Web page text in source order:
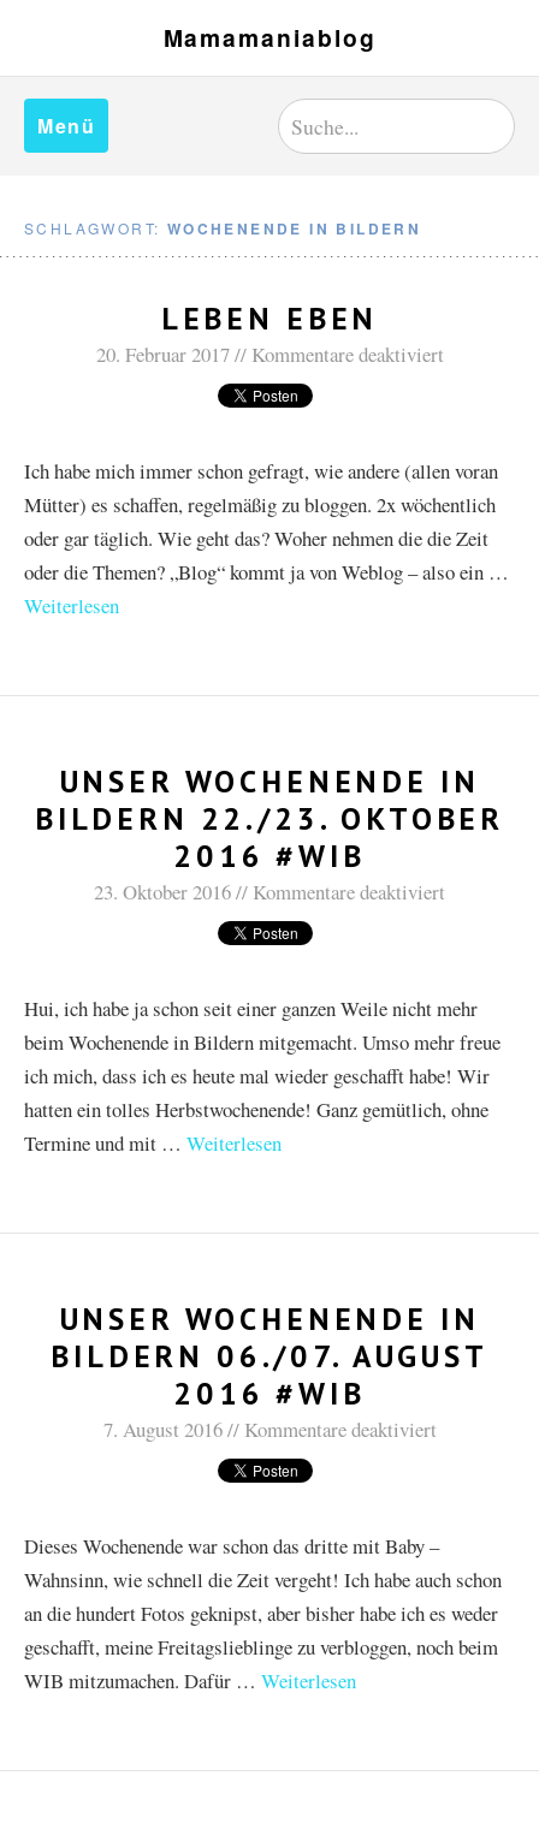
Mamamaniablog
Menü
SCHLAGWORT: WOCHENENDE IN BILDERN
LEBEN EBEN
20. Februar 2017 Kommentare deaktiviert
Ich habe mich immer schon gefragt, wie andere (allen voran
Mütter) es schaffen, regelmäßig zu bloggen. 2x wöchentlich
oder gar täglich. Wie geht das? Woher nehmen die die Zeit
oder die Themen? „Blog“ kommt ja von Weblog – also ein …
Weiterlesen
UNSER WOCHENENDE IN
BILDERN 22./23. OKTOBER
2016 #WIB
23. Oktober 2016 Kommentare deaktiviert
Hui, ich habe ja schon seit einer ganzen Weile nicht mehr
beim Wochenende in Bildern mitgemacht. Umso mehr freue
ich mich, dass ich es heute mal wieder geschafft habe! Wir
hatten ein tolles Herbstwochenende! Ganz gemütlich, ohne
Termine und mit … Weiterlesen
UNSER WOCHENENDE IN
BILDERN 06./07. AUGUST
2016 #WIB
7. August 2016 Kommentare deaktiviert
Dieses Wochenende war schon das dritte mit Baby –
Wahnsinn, wie schnell die Zeit vergeht! Ich habe auch schon
an die hundert Fotos geknipst, aber bisher habe ich es weder
geschafft, meine Freitagslieblinge zu verbloggen, noch beim
WIB mitzumachen. Dafür … Weiterlesen